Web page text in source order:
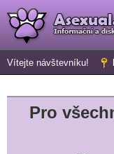
Vítejte návštevníku!
Pro